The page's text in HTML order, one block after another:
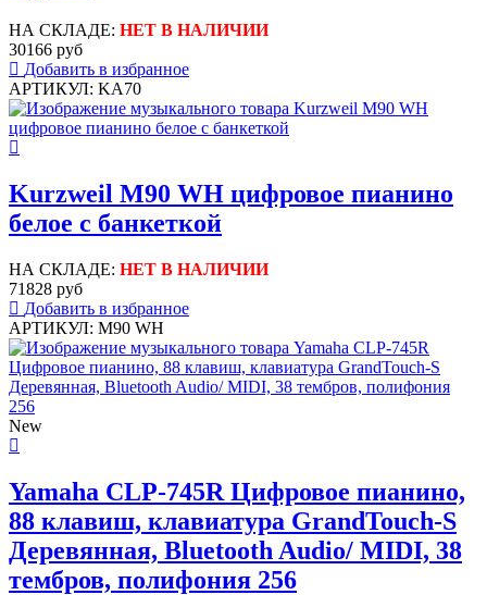
НА СКЛАДЕ: НЕТ В НАЛИЧИИ
30166 руб
Добавить в избранное
АРТИКУЛ: KA70
Kurzweil M90 WH цифровое пианино
белое с банкеткой
НА СКЛАДЕ: НЕТ В НАЛИЧИИ
71828 руб
Добавить в избранное
АРТИКУЛ: M90 WH
New
Yamaha CLP-745R Цифровое пианино,
88 клавиш, клавиатура GrandTouch-S
Деревянная, Bluetooth Audio/ MIDI, 38
тембров, полифония 256